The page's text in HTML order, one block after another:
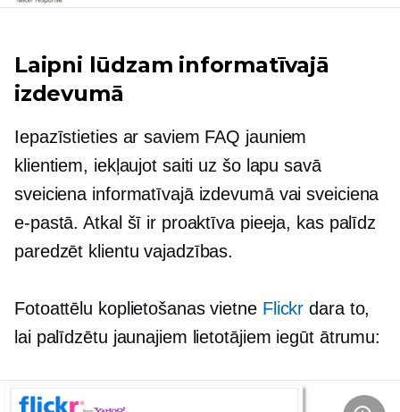
Laipni lūdzam informatīvajā
izdevumā
Iepazīstieties ar saviem FAQ jauniem
klientiem, iekļaujot saiti uz šo lapu savā
sveiciena informatīvajā izdevumā vai sveiciena
e-pastā. Atkal šī ir proaktīva pieeja, kas palīdz
paredzēt klientu vajadzības.
Fotoattēlu koplietošanas vietne Flickr dara to,
lai palīdzētu jaunajiem lietotājiem iegūt ātrumu: